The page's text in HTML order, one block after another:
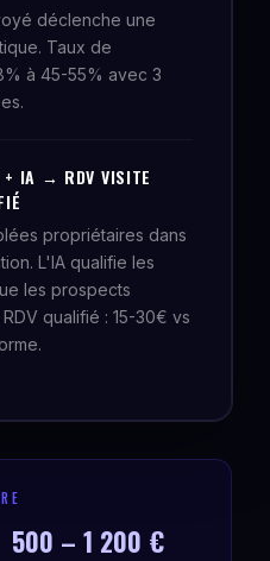
déclenche une
Taux de
à 45-55% avec 3
+ IA → RDV VISITE
propriétaires dans
L'IA qualifie les
les prospects
qualifié : 15-30€ vs
500 – 1 200 €